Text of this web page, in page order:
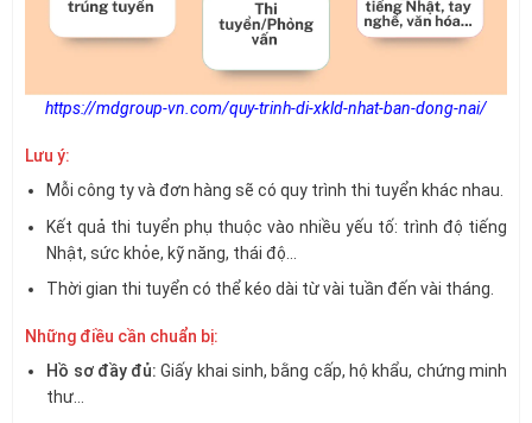
https://mdgroup-vn.com/quy-trinh-di-xkld-nhat-ban-dong-nai/
Lưu ý:
Mỗi công ty và đơn hàng sẽ có quy trình thi tuyển khác nhau.
Kết quả thi tuyển phụ thuộc vào nhiều yếu tố: trình độ tiếng
Nhật, sức khỏe, kỹ năng, thái độ…
Thời gian thi tuyển có thể kéo dài từ vài tuần đến vài tháng.
Những điều cần chuẩn bị:
Hồ sơ đầy đủ: Giấy khai sinh, bằng cấp, hộ khẩu, chứng minh
thư…